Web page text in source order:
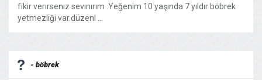
fikir verırsenız sevınırım .Yeğenim 10 yaşında 7 yıldır böbrek
yetmezliği var.düzenl ...
- böbrek